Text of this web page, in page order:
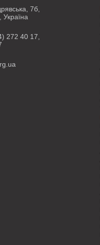
7б,
Україна
272 40 17,